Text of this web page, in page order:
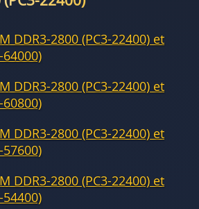
DDR3-2800 (PC3-22400) et
64000)
DDR3-2800 (PC3-22400) et
60800)
DDR3-2800 (PC3-22400) et
57600)
DDR3-2800 (PC3-22400) et
54400)